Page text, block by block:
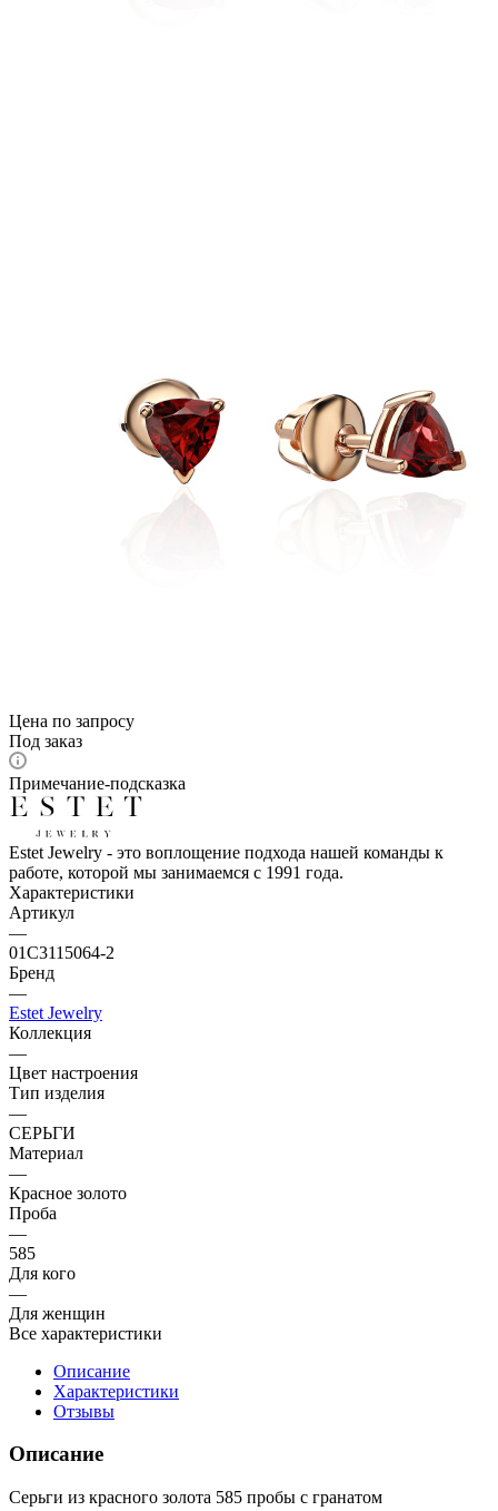
Цена по запросу
Под заказ
Примечание-подсказка
Estet Jewelry - это воплощение подхода нашей команды к
работе, которой мы занимаемся с 1991 года.
Характеристики
Артикул
—
01С3115064-2
Бренд
—
Estet Jewelry
Коллекция
—
Цвет настроения
Тип изделия
—
СЕРЬГИ
Материал
—
Красное золото
Проба
—
585
Для кого
—
Для женщин
Все характеристики
Описание
Характеристики
Отзывы
Описание
Серьги из красного золота 585 пробы с гранатом